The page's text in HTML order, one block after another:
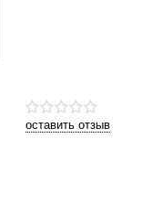
оставить отзыв